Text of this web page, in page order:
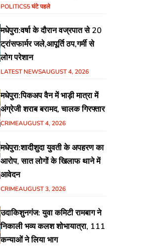
हिंदुस्तानी आवाम मोर्चा के गरीब चौपाल
विभिन्न मुद्दों पर हुई चर्चा
POLITICS5 घंटे पहले
मधेपुरा:वर्षा के दौरान वज्रपात से 20
ट्रांसफार्मर जले,आपूर्ति ठप,गर्मी से
लोग परेशान
LATEST NEWSAUGUST 4, 2026
मधेपुरा:पिकअप वैन में भाड़ी मात्रा में
अंग्रेजी शराब बरामद, चालक गिरफ्तार
CRIMEAUGUST 4, 2026
मधेपुरा:शादीशुदा युवती के अपहरण का
आरोप, सात लोगों के खिलाफ थाने में
आवेदन
CRIMEAUGUST 3, 2026
उदाकिशुनगंज: युवा कमिटी रामबाग ने
निकाली भव्य कलश शोभायात्रा, 111
कन्याओं ने लिया भाग